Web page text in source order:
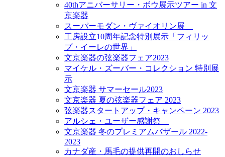
40thアニバーサリー・ボウ展示ツアー in 文
京楽器
スーパーモダン・ヴァイオリン展
工房設立10周年記念特別展示「フィリッ
プ・イーレの世界」
文京楽器の弦楽器フェア2023
マイケル・ズーバー・コレクション 特別展
示
文京楽器 サマーセール2023
文京楽器 夏の弦楽器フェア 2023
弦楽器スタートアップ・キャンペーン 2023
アルシェ・ユーザー感謝祭
文京楽器 冬のプレミアムバザール 2022-
2023
カナダ産・馬毛の提供再開のおしらせ